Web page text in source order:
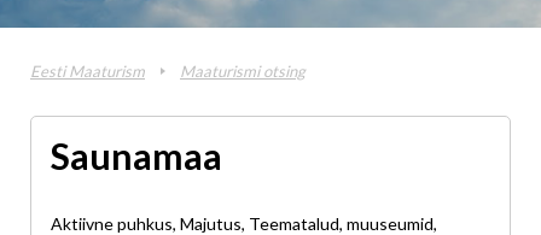
Eesti Maaturism Maaturismi otsing
Saunamaa
Aktiivne puhkus, Majutus, Teematalud, muuseumid,